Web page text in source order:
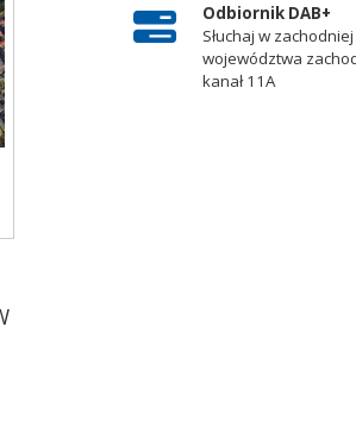
Odbiornik DAB+
Słuchaj w zachodniej
województwa
kanał 11A